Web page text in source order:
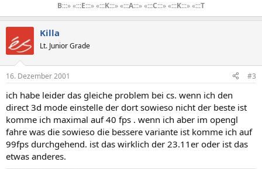
B:::» «:::E:::» «:::K:::» «:::A:::» «:::C:::» «:::K:::» «:::T
Killa
Lt. Junior Grade
16. Dezember 2001 #3
ich habe leider das gleiche problem bei cs. wenn ich den
direct 3d mode einstelle der dort sowieso nicht der beste ist
komme ich maximal auf 40 fps . wenn ich aber im opengl
fahre was die sowieso die bessere variante ist komme ich auf
99fps durchgehend. ist das wirklich der 23.11er oder ist das
etwas anderes.